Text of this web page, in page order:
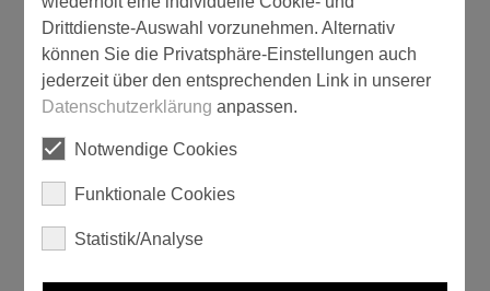
Werkzeugtrolley Profi
Drittdienste-Auswahl vorzunehmen. Alternativ
können Sie die Privatsphäre-Einstellungen auch
jederzeit über den entsprechenden Link in unserer
Datenschutzerklärung anpassen.
Notwendige Cookies
Funktionale Cookies
Statistik/Analyse